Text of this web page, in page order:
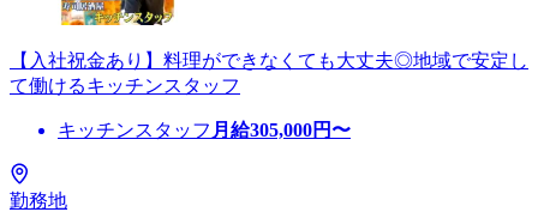
【入社祝金あり】料理ができなくても大丈夫◎地域で安定し
て働けるキッチンスタッフ
キッチンスタッフ 月給305,000円〜
勤務地